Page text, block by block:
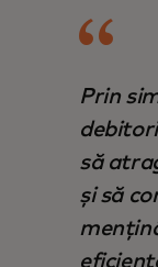
Prin
să
și să